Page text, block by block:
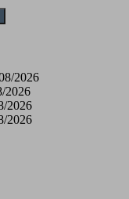
2026
2026
2026
2026